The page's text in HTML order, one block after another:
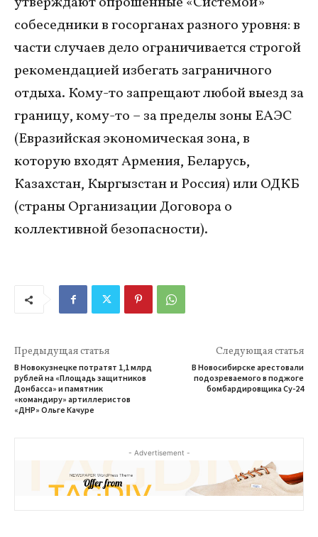
собеседники в госорганах разного уровня: в
части случаев дело ограничивается строгой
рекомендацией избегать заграничного
отдыха. Кому-то запрещают любой выезд за
границу, кому-то – за пределы зоны ЕАЭС
(Евразийская экономическая зона, в
которую входят Армения, Беларусь,
Казахстан, Кыргызстан и Россия) или ОДКБ
(страны Организации Договора о
коллективной безопасности).
Предыдущая статья
В Новокузнецке потратят 1,1 млрд
рублей на «Площадь защитников
Донбасса» и памятник
«командиру» артиллеристов
«ДНР» Ольге Качуре
Следующая статья
В Новосибирске арестовали
подозреваемого в поджоге
бомбардировщика Су-24
- Advertisement -